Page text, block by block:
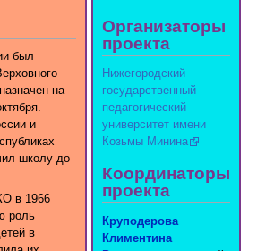
был
на
и
школу до
в 1966
роль
в
Организаторы
проекта
Нижегородский
государственный
педагогический
университет имени
Козьмы Минина
Координаторы
проекта
Круподерова
Климентина